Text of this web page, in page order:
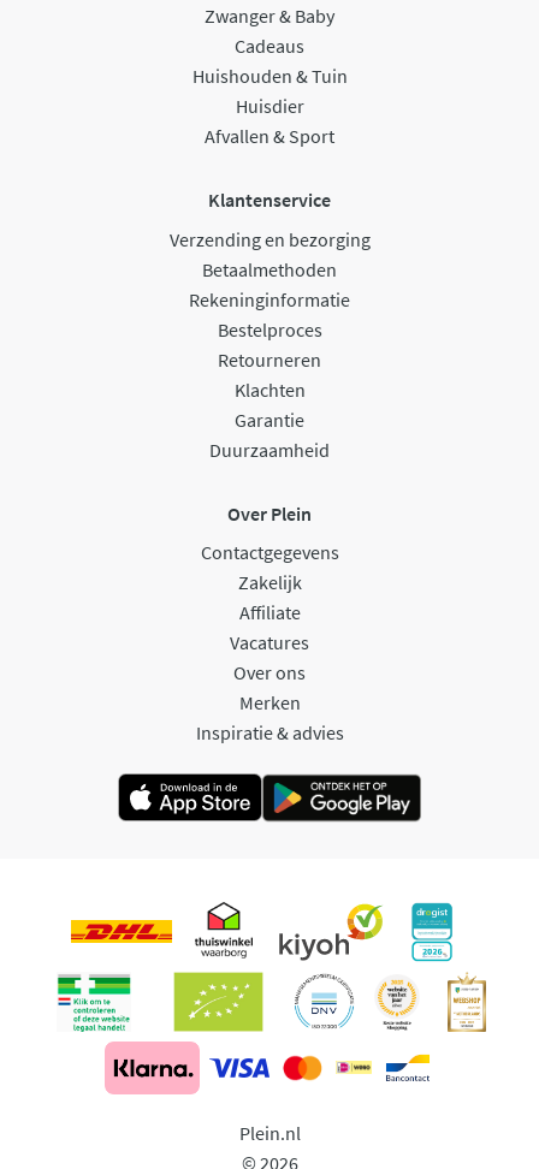
Zwanger & Baby
Cadeaus
Huishouden & Tuin
Huisdier
Afvallen & Sport
Klantenservice
Verzending en bezorging
Betaalmethoden
Rekeninginformatie
Bestelproces
Retourneren
Klachten
Garantie
Duurzaamheid
Over Plein
Contactgegevens
Zakelijk
Affiliate
Vacatures
Over ons
Merken
Inspiratie & advies
Plein.nl
© 2026